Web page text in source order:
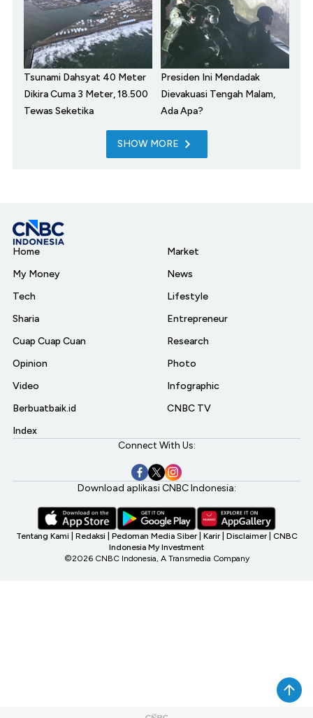
Tsunami Dahsyat 40 Meter
Dikira Cuma 3 Meter, 18.500
Tewas Seketika
Presiden Ini Mendadak
Dievakuasi Tengah Malam,
Ada Apa?
SHOW MORE
Home
My Money
Tech
Sharia
Cuap Cuap Cuan
Opinion
Video
Berbuatbaik.id
Index
Market
News
Lifestyle
Entrepreneur
Research
Photo
Infographic
CNBC TV
Connect With Us:
Download aplikasi CNBC Indonesia:
Tentang Kami Redaksi Pedoman Media Siber Karir Disclaimer CNBC
Indonesia My Investment
©2026 CNBC Indonesia, A Transmedia Company